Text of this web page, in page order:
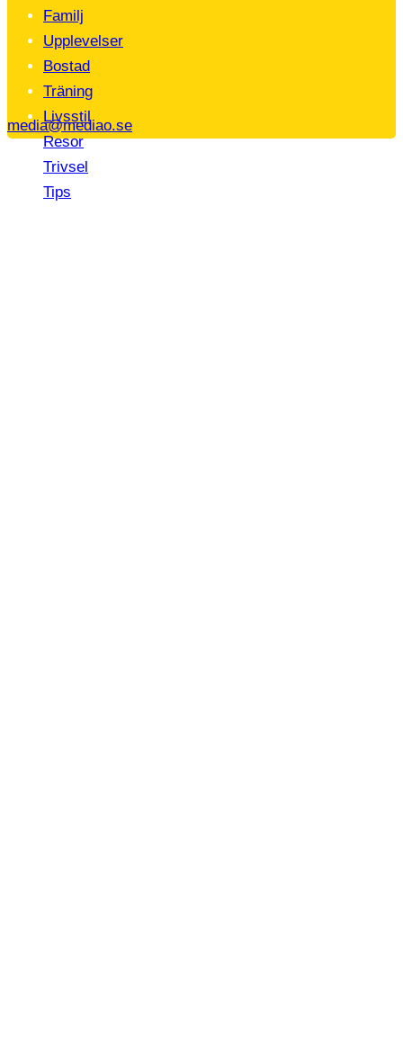
Familj
Upplevelser
Bostad
Träning
Livsstil
Resor
Trivsel
Tips
media@mediao.se